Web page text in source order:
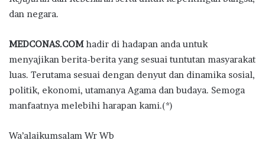
dan negara.
MEDCONAS.COMhadir di hadapan anda untuk
menyajikan berita-berita yang sesuai tuntutan masyarakat
luas. Terutama sesuai dengan denyut dan dinamika sosial,
politik, ekonomi, utamanya Agama dan budaya. Semoga
manfaatnya melebihi harapan kami.(*)
Wa’alaikumsalam Wr Wb